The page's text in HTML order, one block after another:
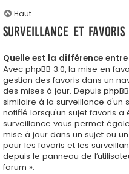
Haut
Surveillance et favoris
Quelle est la différence
Avec phpBB 3.0, la mise en
gestion des favoris dans un
des mises à jour. Depuis
similaire à la surveillance
notifié lorsqu’un sujet favoris
surveillance vous permet
mise à jour dans un sujet ou
pour les favoris et les
depuis le panneau de
forum ».